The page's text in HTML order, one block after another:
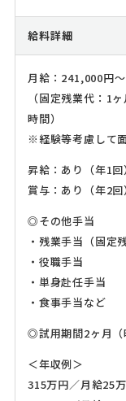
給料詳細
月給：241,000円
（固定残業代：1
時間）
※経験等考慮して
昇給：あり（年1回
賞与：あり（年2回
◎その他手当
・残業手当（固定
・役職手当
・単身赴任手当
・食事手当など
◎試用期間2ヶ月（
＜年収例＞
315万円／月給25